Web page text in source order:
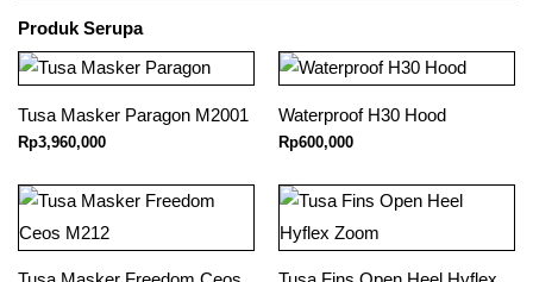
Produk Serupa
Tusa Masker Paragon M2001
Rp3,960,000
Waterproof H30 Hood
Rp600,000